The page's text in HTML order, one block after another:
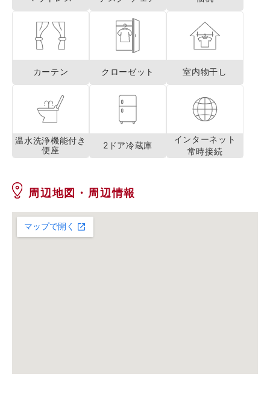
カーテン クローゼット 室内物干し
温水洗浄機能付き
便座
2ドア冷蔵庫
インターネット
常時接続
周辺地図・周辺情報